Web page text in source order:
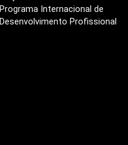
Programa Internacional de
Desenvolvimento Profissional